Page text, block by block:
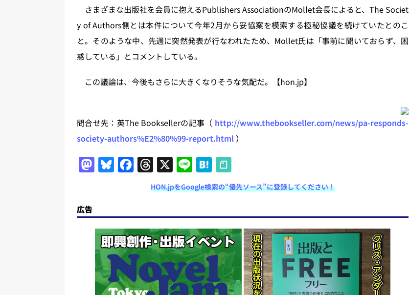
2026.08.08
日刊出版ニュースまとめ
さまざまな出版社を会員に抱えるPublishers AssociationのMollet会長によると、The Societ
y of Authors側とは本件について今年2月から妥協案を模索する極秘協議を続けていたとのこ
と。そのような中、先週に突然発表が行なわれたため、Mollet氏は「事前に聞いておらず、困
惑している」とコメントしている。
この議論は、今後もさらに大きくなりそうな気配だ。【hon.jp】
問合せ先：英The Booksellerの記事（ http://www.thebookseller.com/news/pa-responds-
society-authors%E2%80%99-report.html ）
M
a
o
d
o
n
Bl
u
s
k
y
F
a
e
b
o
o
k
T
h
re
a
d
s
X Li
n
e
H
at
e
n
a
HON.jpをGoogle検索の“優先ソース”に登録してください！
広告